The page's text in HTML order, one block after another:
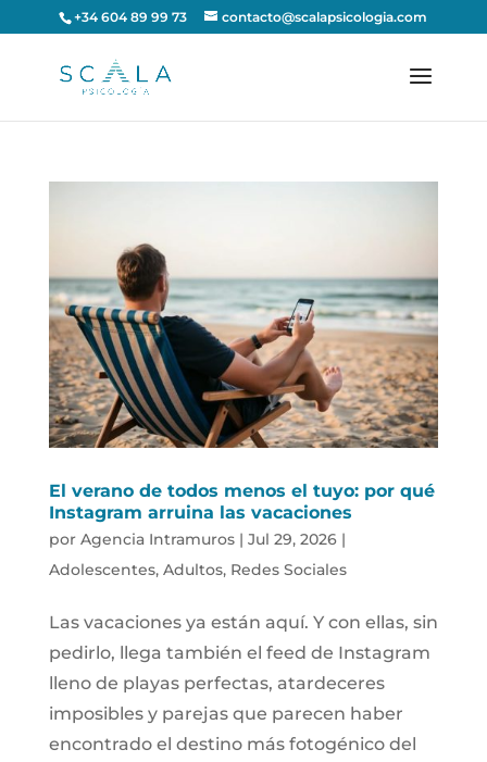
+34 604 89 99 73 contacto@scalapsicologia.com
El verano de todos menos el tuyo: por qué
Instagram arruina las vacaciones
por Agencia Intramuros| Jul 29, 2026|
Adolescentes, Adultos, Redes Sociales
Las vacaciones ya están aquí. Y con ellas, sin
pedirlo, llega también el feed de Instagram
lleno de playas perfectas, atardeceres
imposibles y parejas que parecen haber
encontrado el destino más fotogénico del